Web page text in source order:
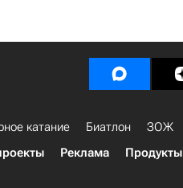
катание Биатлон ЗОЖ
Реклама